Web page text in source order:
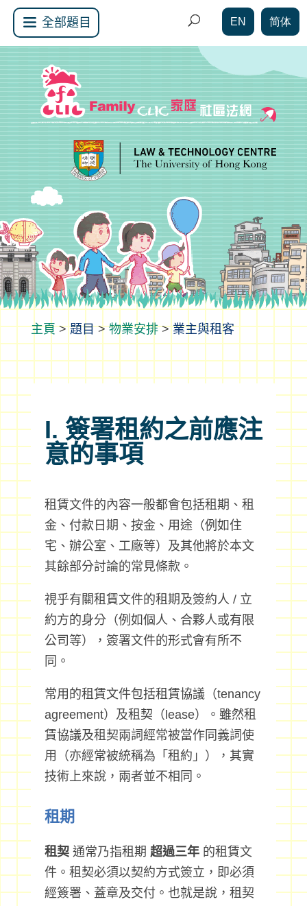
全部題目 EN 简体
>題目>物業安排>業主與租客
I. 簽署租約之前應注
意的事項
租賃文件的內容一般都會包括租期、租
金、付款日期、按金、用途（例如住
宅、辦公室、工廠等）及其他將於本文
其餘部分討論的常見條款。
視乎有關租賃文件的租期及簽約人 / 立
約方的身分（例如個人、合夥人或有限
公司等），簽署文件的形式會有所不
同。
常用的租賃文件包括租賃協議（tenancy
agreement）及租契（lease）。雖然租
賃協議及租契兩詞經常被當作同義詞使
用（亦經常被統稱為「租約」），其實
技術上來說，兩者並不相同。
租期
租契通常乃指租期 超過三年的租賃文
件。租契必須以契約方式簽立，即必須
經簽署、蓋章及交付。也就是說，租契